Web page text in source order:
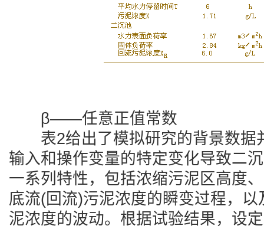
β——任意正值常数
表2给出了模拟研究的背景数据
输入和操作变量的特定变化导致二
一系列特性，包括浓缩污泥区高度
底流(回流)污泥浓度的瞬变过程，
泥浓度的波动。根据试验结果，设